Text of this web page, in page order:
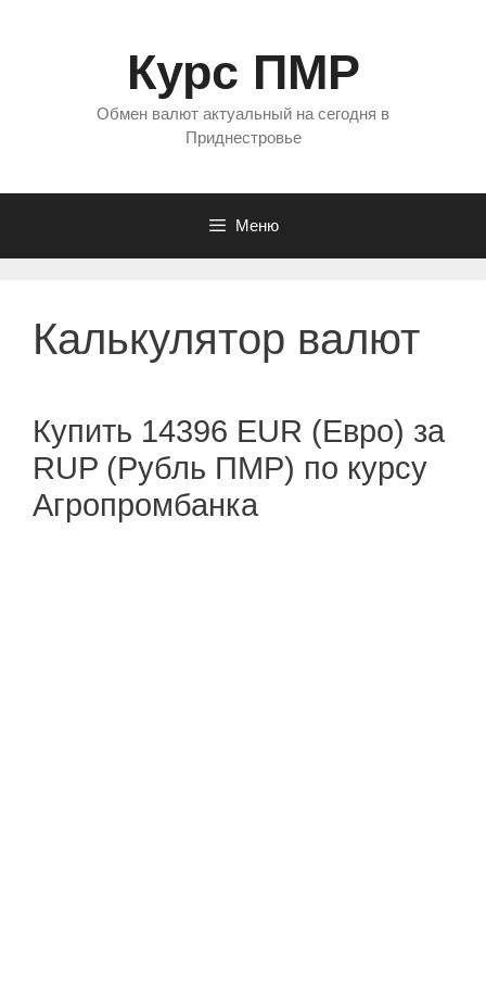
Курс ПМР
Обмен валют актуальный на сегодня в
Приднестровье
Меню
Калькулятор валют
Купить 14396 EUR (Евро) за
RUP (Рубль ПМР) по курсу
Агропромбанка